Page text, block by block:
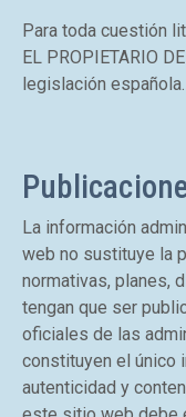
Para toda cuestión
EL PROPIETARIO
legislación española.
La información
web no sustituye la
normativas, planes,
tengan que ser
oficiales de las
constituyen el único
autenticidad y